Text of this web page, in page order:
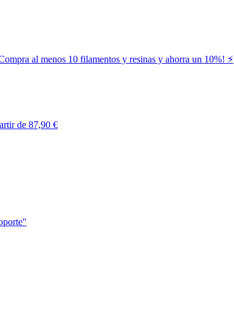
al menos 10 filamentos y resinas y ahorra un 10%! ⚡️
de 87,90 €